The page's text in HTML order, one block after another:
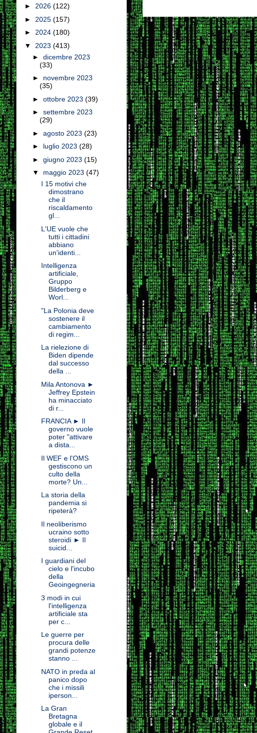
► 2026 (122)
► 2025 (157)
► 2024 (180)
▼ 2023 (413)
►dicembre 2023
(33)
► novembre 2023
(35)
►ottobre 2023(39)
►settembre 2023
(29)
►agosto 2023(23)
► luglio 2023(28)
►giugno 2023(15)
▼ maggio 2023(47)
I 15 motivi che
dimostrano
che il
riscaldamento
gl...
L'UE vuole che
tutti i cittadini
abbiano
un'identi...
Intelligenza
artificiale,
Gruppo
Bilderberg e
Worl...
"La Polonia deve
sostenere il
cambiamento
di regim...
La rielezione di
Biden dipende
dal successo
della ...
Mila Antonova ►
Jeffrey Epstein
ha minacciato
di r...
FRANCIA ► Il
governo vuole
poter "attivare
a dista...
Il WEF e l'OMS
gestiscono un
culto della
morte? Un...
La storia della
pandemia si
ripeterà?
Il neoliberismo
ucraino sotto
steroidi ► Il
suicid...
I guardiani del
cielo e l'incubo
della
Geoingegneria
3 modi in cui
l'intelligenza
artificiale sta
per c...
Le guerre per
procura delle
grandi potenze
stanno ...
NATO in preda al
panico dopo
che i missili
iperson...
La Gran
Bretagna
globale e il